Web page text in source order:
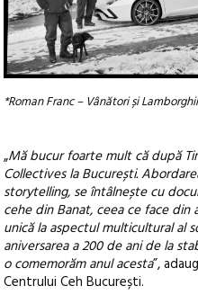
*Roman Franc – Vânători și
„Mă bucur foarte mult că după
Collectives la București.
storytelling, se întâlnește cu
cehe din Banat, ceea ce face
unică la aspectul multicultural al
aniversarea a 200 de ani de la
o comemorăm anul acesta”,
Centrului Ceh București.